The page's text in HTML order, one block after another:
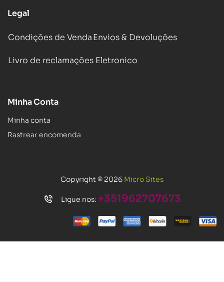
Legal
Condições de VendaEnvios & Devoluções
Livro de reclamações Eletronico
Minha Conta
Minha conta
Rastrear encomenda
Copyright © 2026 Micro Sites
Ligue nos: +351962707673